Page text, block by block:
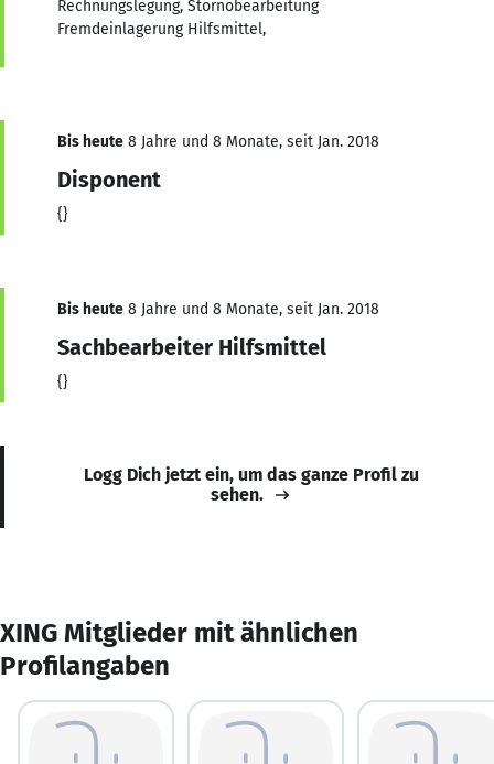
Rechnungslegung, Stornobearbeitung
Fremdeinlagerung Hilfsmittel,
Bis heute 8 Jahre und 8 Monate, seit Jan. 2018
Disponent
{}
Bis heute 8 Jahre und 8 Monate, seit Jan. 2018
Sachbearbeiter Hilfsmittel
{}
Logg Dich jetzt ein, um das ganze Profil zu
sehen.
XING Mitglieder mit ähnlichen
Profilangaben